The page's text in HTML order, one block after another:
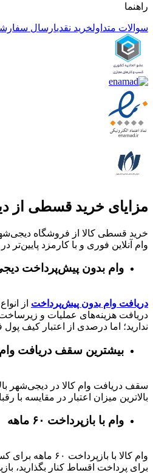
راهنما
سوالات متداولخرید نقدیارسال
مزایای خرید قسطی از
خرید قسطی کالا از فروشگاه
وام آنلاین فوری و با کارمزد پایین‌تر
وام بدون پیش‌پرداخت‌
دریافت وام بدون پیش‌پرداخت از
دریافت هزینه‌های عملیات و
ندارید؛ اما درصدی از اعتبار کیف
بیشترین سقف دریافت وام
بالاترین میزان اعتبار در مقایسه با رقبا، فرصتی را فراهم
وام با بازپرداخت ۶۰ ماهه
وام کالا با
برای پرداخت اقساط کنار بگذارید، بازپرداخت ۱۲ تا ۶۰ ماهه را انتخاب کنید و خرید اقساطی